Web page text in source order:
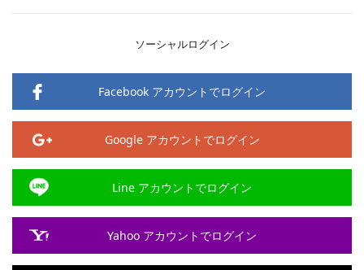
ソーシャルログイン
Facebook アカウントでログイン
Google アカウントでログイン
Line アカウントでログイン
Yahoo アカウントでログイン